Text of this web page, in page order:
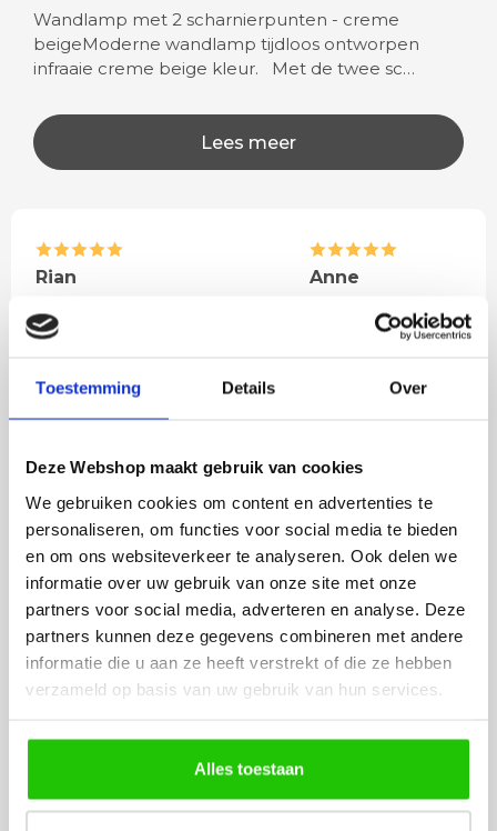
Toestemming Details Over
Deze Webshop maakt gebruik van cookies
We gebruiken cookies om content en advertenties te
personaliseren, om functies voor social media te bieden
en om ons websiteverkeer te analyseren. Ook delen we
informatie over uw gebruik van onze site met onze
partners voor social media, adverteren en analyse. Deze
partners kunnen deze gegevens combineren met andere
informatie die u aan ze heeft verstrekt of die ze hebben
verzameld op basis van uw gebruik van hun services.
Alles toestaan
Wandlamp met 2 scharnierpunten - creme
beigeModerne wandlamp tijdloos ontworpen
infraaie creme beige kleur. Met de twee sc…
Lees meer
Rian
Fijne site waar ik een mooie
lamp heb uitgekozen en
werd deze al bezorgd. Super
netjes en veilig verpakt.
Anne
Het bestellen,
leveren verliep vlot en
artikel is zeer mooi
MEER PRODUCTEN
UIT DE SERIE SOVRANO
€199,00